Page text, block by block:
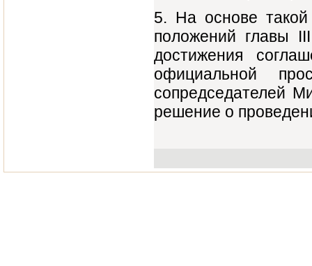
5. На основе такой
положений главы
достижения
официальной
сопредседателей
решение о